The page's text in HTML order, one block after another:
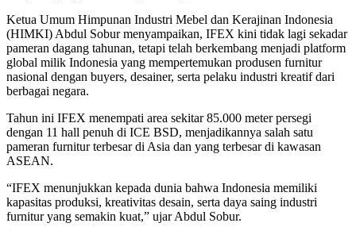
Ketua Umum Himpunan Industri Mebel dan Kerajinan Indonesia
(HIMKI) Abdul Sobur menyampaikan, IFEX kini tidak lagi sekadar
pameran dagang tahunan, tetapi telah berkembang menjadi platform
global milik Indonesia yang mempertemukan produsen furnitur
nasional dengan buyers, desainer, serta pelaku industri kreatif dari
berbagai negara.
Tahun ini IFEX menempati area sekitar 85.000 meter persegi
dengan 11 hall penuh di ICE BSD, menjadikannya salah satu
pameran furnitur terbesar di Asia dan yang terbesar di kawasan
ASEAN.
“IFEX menunjukkan kepada dunia bahwa Indonesia memiliki
kapasitas produksi, kreativitas desain, serta daya saing industri
furnitur yang semakin kuat,” ujar Abdul Sobur.